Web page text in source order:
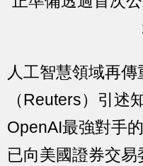
人工智慧領域再
（Reuters）引述
OpenAI最強對手
已向美國證券交